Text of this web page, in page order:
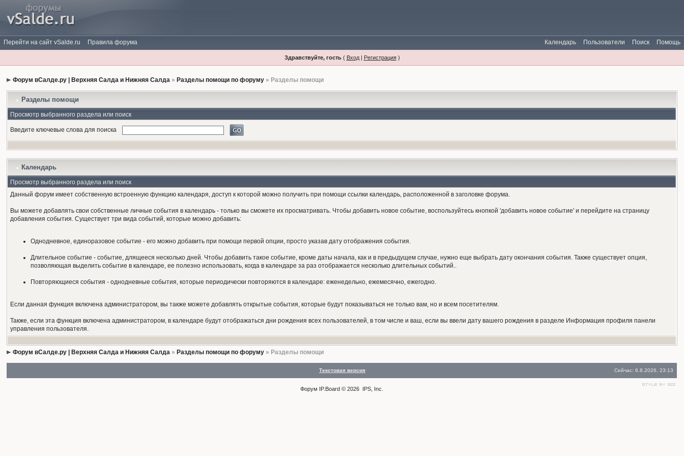
Перейти на сайт vSalde.ru Правила форума Помощь
Поиск
Пользователи
Календарь
Здравствуйте, гость( Вход| Регистрация)
Форум вСалде.ру | Верхняя Салда и Нижняя Салда » Разделы помощи по форуму » Разделы помощи
Разделы помощи
Просмотр выбранного раздела или поиск
Введите ключевые слова для поиска
Календарь
Просмотр выбранного раздела или поиск
Данный форум имеет собственную встроенную функцию календаря, доступ к которой можно получить при помощи ссылки календарь, расположенной в заголовке форума.
Вы можете добавлять свои собственные личные события в календарь - только вы сможете их просматривать. Чтобы добавить новое событие, воспользуйтесь кнопкой 'добавить новое событие' и перейдите на страницу
добавления события. Существует три вида событий, которые можно добавить:
Однодневное, единоразовое событие - его можно добавить при помощи первой опции, просто указав дату отображения события.
Длительное событие - событие, длящееся несколько дней. Чтобы добавить такое событие, кроме даты начала, как и в предыдущем случае, нужно еще выбрать дату окончания события. Также существует опция,
позволяющая выделить событие в календаре, ее полезно использовать, когда в календаре за раз отображается несколько длительных событий..
Повторяющиеся события - однодневные события, которые периодически повторяются в календаре: еженедельно, ежемесячно, ежегодно.
Если данная функция включена администратором, вы также можете добавлять открытые события, которые будут показываться не только вам, но и всем посетителям.
Также, если эта функция включена администратором, в календаре будут отображаться дни рождения всех пользователей, в том числе и ваш, если вы ввели дату вашего рождения в разделе Информация профиля панели
управления пользователя.
Форум вСалде.ру | Верхняя Салда и Нижняя Салда » Разделы помощи по форуму » Разделы помощи
Текстовая версия Сейчас: 6.8.2026, 23:13
Форум IP.Board © 2026 IPS, Inc